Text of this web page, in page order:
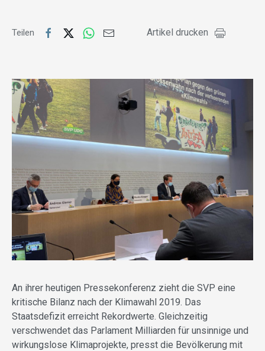
Teilen Artikel drucken
An ihrer heutigen Pressekonferenz zieht die SVP eine
kritische Bilanz nach der Klimawahl 2019. Das
Staatsdefizit erreicht Rekordwerte. Gleichzeitig
verschwendet das Parlament Milliarden für unsinnige und
wirkungslose Klimaprojekte, presst die Bevölkerung mit